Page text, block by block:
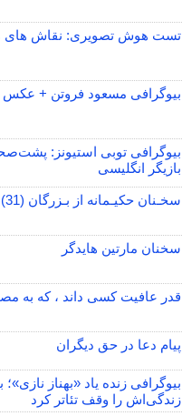
تست هوش تصویری: نقاش های
بیوگرافی مسعود فروتن + عکس
بیوگرافی توبی استیونز:
بازیگر انگلیسی
سخـنان حکیـمانه از بـزرگان (31)
سخنان مارتین هایدگر
قدر عافیت کسی داند ، که به
پیام دعا در حق دیگران
بیوگرافی زنده یاد «بهناز نازی»؛
زندگی‌اش را وقف تئاتر کرد